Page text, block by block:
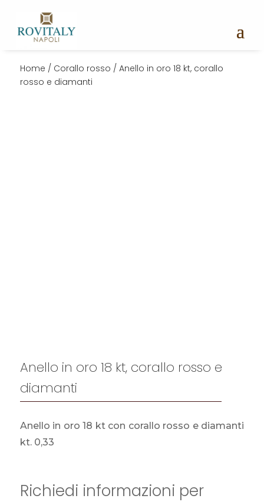
Home / Corallo rosso / Anello in oro 18 kt, corallo
rosso e diamanti
Anello in oro 18 kt, corallo rosso e
diamanti
Anello in oro 18 kt con corallo rosso e diamanti
kt. 0,33
Richiedi informazioni per